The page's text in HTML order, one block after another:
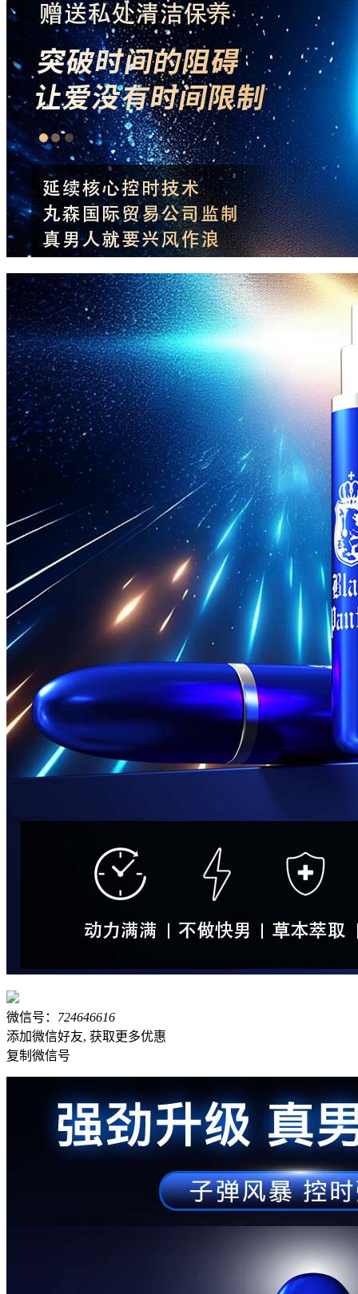
微信号： 724646616
添加微信好友, 获取更多优惠
复制微信号